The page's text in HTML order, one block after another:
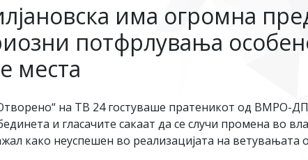
има огромна
потфрлувања
места
на ТВ 24 гостуваше пратеникот од ВМРО-
и гласачите сакаат да се случи промена во
како неуспешен во реализацијата на